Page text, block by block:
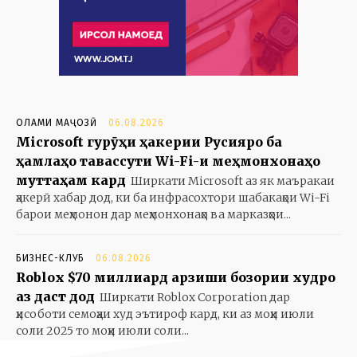
ОЛАМИ МАҶОЗӢ 06.08.2026
Microsoft гурӯҳи ҳакерии Русияро ба
ҳамлаҳо тавассути Wi-Fi-и меҳмонхонаҳо
муттаҳам кард Ширкати Microsoft аз як маъракаи
ҳакерӣ хабар дод, ки ба инфрасохтори шабакаҳои Wi-Fi
барои меҳмонон дар меҳмонхонаҳо ва марказҳои...
БИЗНЕС-КЛУБ 06.08.2026
Roblox $70 миллиард арзиши бозории худро
аз даст дод Ширкати Roblox Corporation дар
ҳисоботи семоҳаи худ эътироф кард, ки аз моҳи июли
соли 2025 то моҳи июли соли...